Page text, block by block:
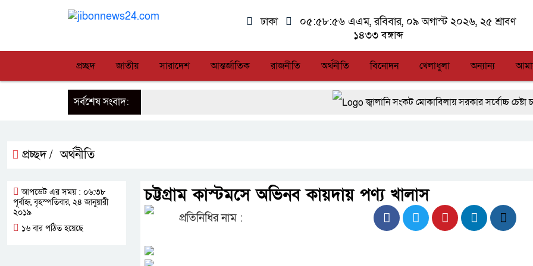
ঢাকা ০৫:৫৮:৫৭ এএম, রবিবার, ০৯ অগাস্ট ২০২৬, ২৫ শ্রাবণ
১৪৩৩ বঙ্গাব্দ
প্রচ্ছদ জাতীয় সারাদেশ আন্তর্জাতিক রাজনীতি অর্থনীতি বিনোদন খেলাধুলা অন্যান্য
সর্বশেষ সংবাদ: জ্বালানি সংকট মোকাবিলায় সরকার সর্বোচ্চ চেষ্টা চালিয়ে
আত-তানযীল ইনস্টিটিউট চট্টগ্রাম দুবছর পেরিয়ে তিন
ফ্যাসিবাদবিরোধী আন্দোলনে হত্যাকাণ্ডের বিচার হবে স্বচ্ছ,
প্রচ্ছদ / অর্থনীতি
চট্টগ্রাম কাস্টমসে অভিনব কায়দায় পণ্য খালাস
প্রতিনিধির নাম :
আপডেট এর সময় : ০৬:৩৮
পূর্বাহ্ন, বৃহস্পতিবার, ২৪ জানুয়ারী
২০১৯
১৬ বার পঠিত হয়েছে